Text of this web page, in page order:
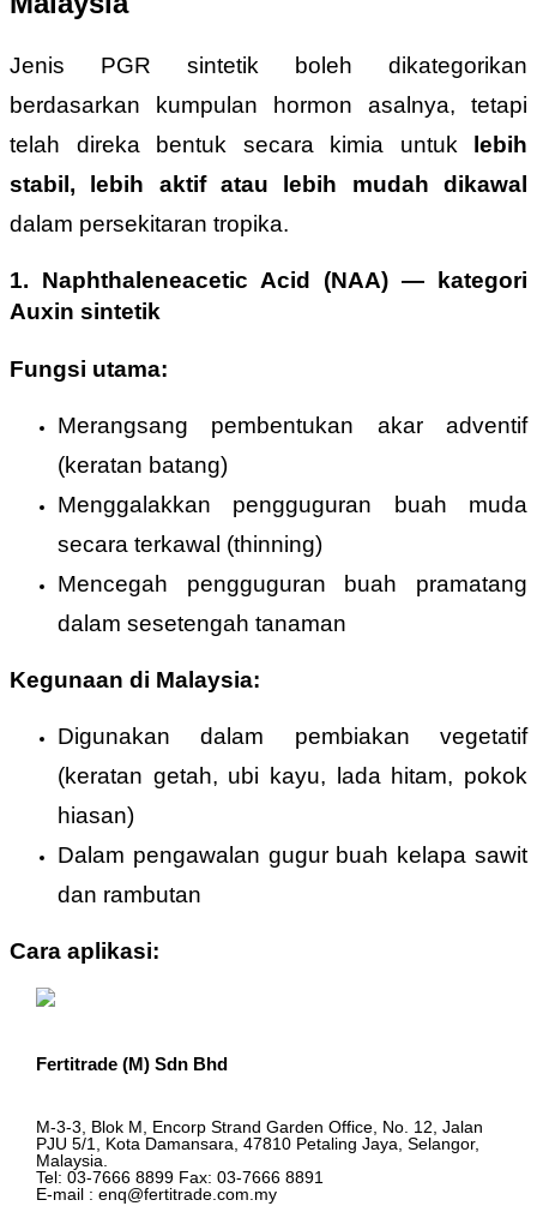
Jenis PGR sintetik boleh dikategorikan
berdasarkan kumpulan hormon asalnya, tetapi
telah direka bentuk secara kimia untuk
lebih
stabil, lebih aktif atau lebih mudah dikawal
dalam persekitaran tropika.
1. Naphthaleneacetic Acid (NAA) — kategori
Auxin sintetik
Fungsi utama:
Merangsang pembentukan akar adventif
(keratan batang)
Menggalakkan pengguguran buah muda
secara terkawal (thinning)
Mencegah pengguguran buah pramatang
dalam sesetengah tanaman
Kegunaan di Malaysia:
Digunakan dalam pembiakan vegetatif
(keratan getah, ubi kayu, lada hitam, pokok
hiasan)
Dalam pengawalan gugur buah kelapa sawit
dan rambutan
Cara aplikasi:
Fertitrade (M) Sdn Bhd
M-3-3, Blok M, Encorp Strand Garden Office, No. 12, Jalan
PJU 5/1, Kota Damansara, 47810 Petaling Jaya, Selangor,
Malaysia.
Tel: 03-7666 8899 Fax: 03-7666 8891
E-mail : enq@fertitrade.com.my